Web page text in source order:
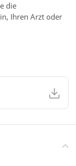
die
Ihren Arzt oder